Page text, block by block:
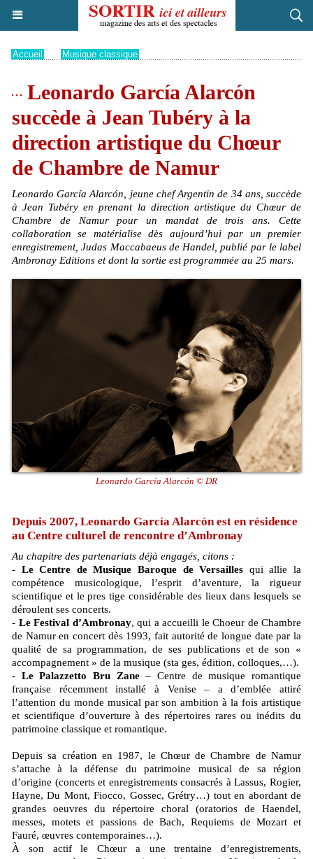
Accueil Musique classique
Leonardo García Alarcón
succède à Jean Tubéry à la
direction artistique du Chœur
de Chambre de Namur
Leonardo García Alarcón, jeune chef Argentin de 34 ans, succède
à Jean Tubéry en prenant la direction artistique du Chœur de
Chambre de Namur pour un mandat de trois ans. Cette
collaboration se matérialise dès aujourd’hui par un premier
enregistrement, Judas Maccabaeus de Handel, publié par le label
Ambronay Editions et dont la sortie est programmée au 25 mars.
Leonardo García Alarcón © DR
Depuis 2007, Leonardo García Alarcón est en résidence
au Centre culturel de rencontre d’Ambronay
Au chapitre des partenariats déjà engagés, citons :
- Le Centre de Musique Baroque de Versailles qui allie la
compétence musicologique, l’esprit d’aventure, la rigueur
scientifique et le pres tige considérable des lieux dans lesquels se
déroulent ses concerts.
- Le Festival d’Ambronay, qui a accueilli le Choeur de Chambre
de Namur en concert dès 1993, fait autorité de longue date par la
qualité de sa programmation, de ses publications et de son «
accompagnement » de la musique (sta ges, édition, colloques,…).
- Le Palazzetto Bru Zane– Centre de musique romantique
française récemment installé à Venise – a d’emblée attiré
l’attention du monde musical par son ambition à la fois artistique
et scientifique d’ouverture à des répertoires rares ou inédits du
patrimoine classique et romantique.
Depuis sa création en 1987, le Chœur de Chambre de Namur
s’attache à la défense du patrimoine musical de sa région
d’origine (concerts et enregistrements consacrés à Lassus, Rogier,
Hayne, Du Mont, Fiocco, Gossec, Grétry…) tout en abordant de
grandes oeuvres du répertoire choral (oratorios de Haendel,
messes, motets et passions de Bach, Requiems de Mozart et
Fauré, œuvres contemporaines…).
À son actif le Chœur a une trentaine d’enregistrements,